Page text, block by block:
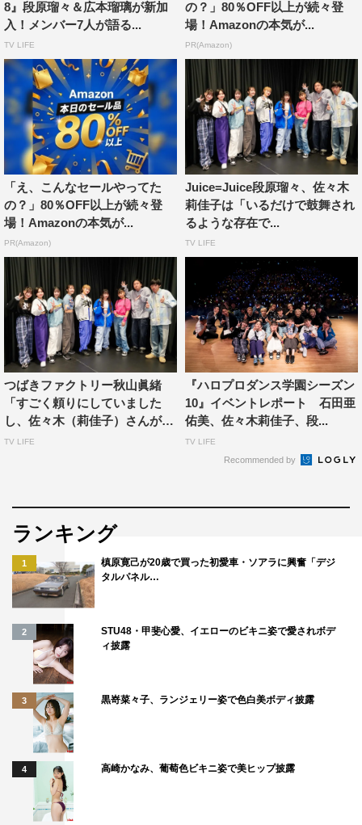
ので、新鮮ですごく楽しかったです！
聞きなじみもありましたし、先生が作ってくださる振りが
持ちよかったです。
◆ショーケースのここを見てほしい！というご自分のお薦
めポイントを教えてください。
イントロの見せ場とAメロ後半のVの形になって踊ってか
らカノンで止まって回るパートです。今回のショーケース
は、1人1つ見せ場的パートが作られているのですが、私は
それがイントロにあって、みんなで音をためて回ってくる
グルーブ感がお気に入りです！
◆今回の収録で佐々木莉佳子さんが卒業されます。これま
での番組を振り返って印象に残っている出来事を教えてく
ださい。
公開収録のバトルのときにペアになって、バトルも公開収
録も慣れてない私と一緒に悩んだり相手ペアの踊りを見て
影響を受けたり、やるぞと気合を入れたりできたことで
す。人見知りをしてしまって、自分から話せに行けない私
なので、この回があったおかげで佐々木さんと少しずつ距
◆佐々木さんのこのダンスが好き！というところがありま
誰と踊られていても目を引く踊り、パワー感、生パフォー
マンスはもちろん映像でも伝わってくるところ、表情と体
の形がいつ切り取ってもすてきなところなどなどです！
8』段原瑠々＆広本瑠璃が新加
入！メンバー7人が語る...
TV LIFE
の？」80％OFF以上が続々登
場！Amazonの本気が...
PR(Amazon)
「え、こんなセールやってた
の？」80％OFF以上が続々登
場！Amazonの本気が...
PR(Amazon)
Juice=Juice段原瑠々、佐々木
莉佳子は「いるだけで鼓舞され
るような存在で...
TV LIFE
つばきファクトリー秋山眞緒
「すごく頼りにしていました
し、佐々木（莉佳子）さんが
い...
TV LIFE
『ハロプロダンス学園シーズン
10』イベントレポート 石田亜
佑美、佐々木莉佳子、段...
TV LIFE
Recommended by
ランキング
1
槙原寛己が20歳で買った初愛車・ソアラに興奮「デジ
タルパネル…
2
STU48・甲斐心愛、イエローのビキニ姿で愛されボデ
ィ披露
3 黒嵜菜々子、ランジェリー姿で色白美ボディ披露
4 高崎かなみ、葡萄色ビキニ姿で美ヒップ披露